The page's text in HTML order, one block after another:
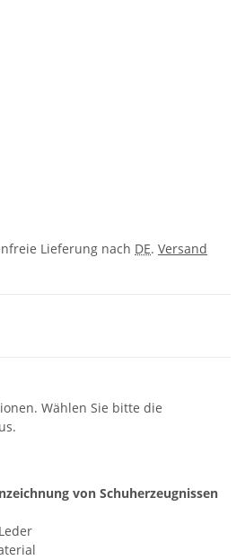
Lieferung nach DE. Versand
Wählen Sie bitte die
von Schuherzeugnissen
Leder